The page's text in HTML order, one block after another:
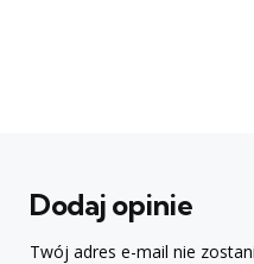
Dodaj opinie
Twój adres e-mail nie